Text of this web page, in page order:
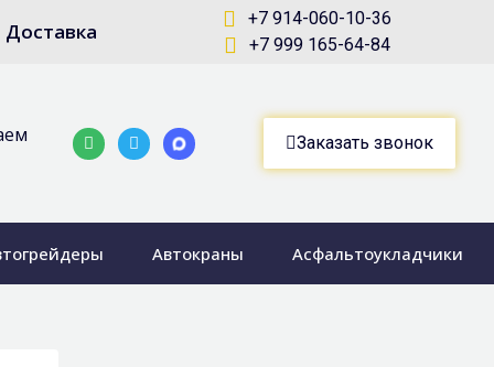
Доставка
+7 914-060-10-36
+7 999 165-64-84
WhatsappTelegram-
plane Заказать звонок
Автокраны Асфальтоукладчики